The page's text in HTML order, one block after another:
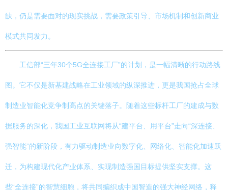
缺，仍是需要面对的现实挑战，需要政策引导、市场机制和创新商业
模式共同发力。
工信部“三年30个5G全连接工厂”的计划，是一幅清晰的行动路线
图。它不仅是新基建战略在工业领域的纵深推进，更是我国抢占全球
制造业智能化竞争制高点的关键落子。随着这些标杆工厂的建成与数
据服务的深化，我国工业互联网将从“建平台、用平台”走向“深连接、
强智能”的新阶段，有力驱动制造业向数字化、网络化、智能化加速跃
迁，为构建现代化产业体系、实现制造强国目标提供坚实支撑。这
些“全连接”的智慧细胞，将共同编织成中国智造的强大神经网络，释